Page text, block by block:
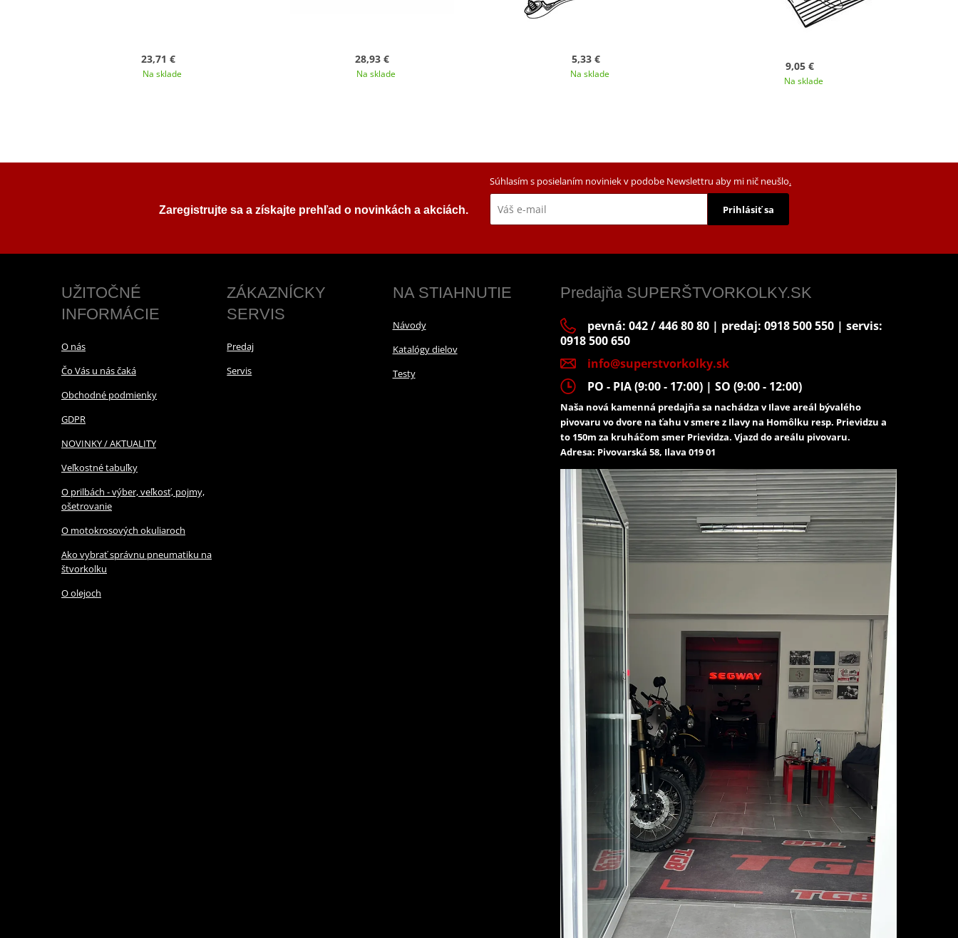
23,71 €
Na sklade
28,93 €
Na sklade
5,33 €
Na sklade
9,05 €
Na sklade
Zaregistrujte sa a získajte prehľad o novinkách a akciách.
Súhlasím s posielaním noviniek v podobe Newslettru aby mi nič neušlo.
Prihlásiť sa
UŽITOČNÉ
INFORMÁCIE
O nás
Čo Vás u nás čaká
Obchodné podmienky
GDPR
NOVINKY / AKTUALITY
Veľkostné tabuľky
O prilbách - výber, veľkosť, pojmy,
ošetrovanie
O motokrosových okuliaroch
Ako vybrať správnu pneumatiku na
štvorkolku
O olejoch
ZÁKAZNÍCKY
SERVIS
Predaj
Servis
NA STIAHNUTIE
Návody
Katalógy dielov
Testy
Predajňa SUPERŠTVORKOLKY.SK
pevná: 042 / 446 80 80 | predaj: 0918 500 550 | servis:
0918 500 650
info@superstvorkolky.sk
PO - PIA (9:00 - 17:00) | SO (9:00 - 12:00)
Naša nová kamenná predajňa sa nachádza v Ilave areál bývalého
pivovaru vo dvore na ťahu v smere z Ilavy na Homôlku resp. Prievidzu a
to 150m za kruháčom smer Prievidza. Vjazd do areálu pivovaru.
Adresa: Pivovarská 58, Ilava 019 01